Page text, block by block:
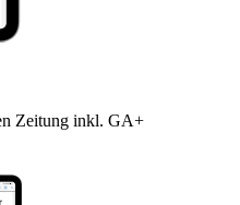
Zeitung inkl. GA+